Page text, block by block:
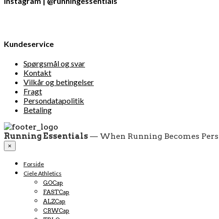
Kundeservice
Spørgsmål og svar
Kontakt
Vilkår og betingelser
Fragt
Persondatapolitik
Betaling
Running Essentials — When Running Becomes
×
Forside
Ciele Athletics
GOCap
FASTCap
ALZCap
CRWCap